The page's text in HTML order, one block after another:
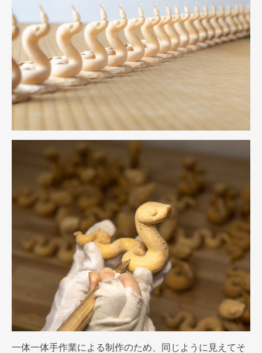
一体一体手作業による制作のため、同じように見えてそ